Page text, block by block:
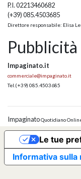
P.I. 02213460682
(+39) 085.4503685
Direttore responsabile: Elisa
Pubblicità
Impaginato.it
commerciale@impaginato.it
Tel. (+39) 085.4503685
ImpaginatoQuotidiano
Informativa sulla
Le tue